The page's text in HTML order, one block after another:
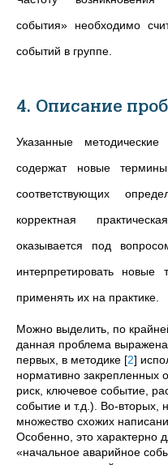
события» необходимо
событий в группе.
4. Описание
Указанные
содержат новые
соответствующих
корректная
оказывается под
интерпретировать
применять их на практике.
Можно выделить, по
данная проблема
первых, в методике [2]
нормативно закрепленных
риск, ключевое событие,
событие и т.д.). Во-вторых,
множество схожих
Особенно, это характерно
«начальное аварийное